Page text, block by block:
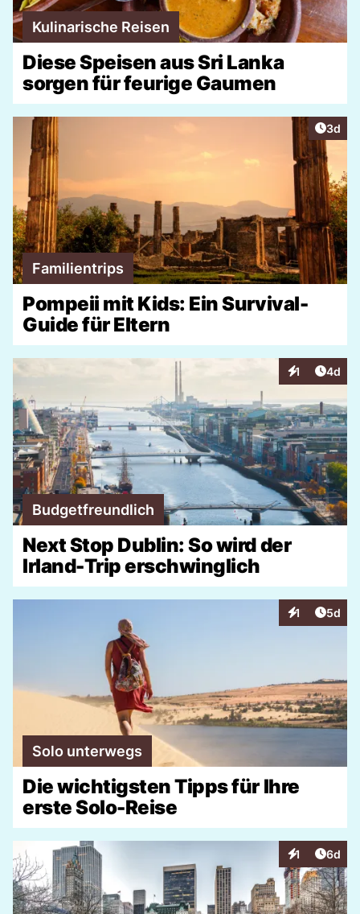
Kulinarische Reisen
Diese Speisen aus Sri Lanka
sorgen für feurige Gaumen
3d
Familientrips
Pompeii mit Kids: Ein Survival-
Guide für Eltern
1
Interaktionen
4d
Budgetfreundlich
Next Stop Dublin: So wird der
Irland-Trip erschwinglich
1
Interaktionen
5d
Solo unterwegs
Die wichtigsten Tipps für Ihre
erste Solo-Reise
1
Interaktionen
6d